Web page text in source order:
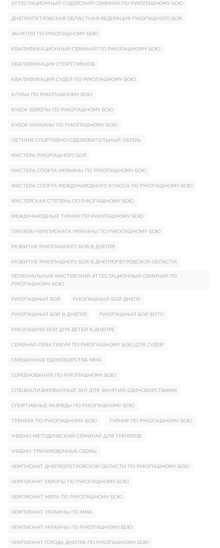
АТТЕСТАЦИОННЫЙ СУДЕЙСКИЙ СЕМИНАР ПО РУКОПАШНОМУ БОЮ
ДНЕПРОПЕТРОВСКАЯ ОБЛАСТНАЯ ФЕДЕРАЦИЯ РУКОПАШНОГО БОЯ
ЗАНЯТИЯ ПО РУКОПАШНОМУ БОЮ
КВАЛИФИКАЦИОННЫЙ СЕМИНАР ПО РУКОПАШНОМУ БОЮ
КВАЛИФИКАЦИЯ СПОРТСМЕНОВ
КВАЛИФИКАЦИЯ СУДЕЙ ПО РУКОПАШНОМУ БОЮ
КЛУБЫ ПО РУКОПАШНОМУ БОЮ
КУБОК ЕВРОПЫ ПО РУКОПАШНОМУ БОЮ
КУБОК УКРАИНЫ ПО РУКОПАШНОМУ БОЮ
ЛЕТНИЙ СПОРТИВНО-ОЗДОРОВИТЕЛЬНЫЙ ЛАГЕРЬ
МАСТЕРА РУКОПАШНОГО БОЯ
МАСТЕРА СПОРТА УКРАИНЫ ПО РУКОПАШНОМУ БОЮ
МАСТЕРА СПОРТА МЕЖДУНАРОДНОГО КЛАССА ПО РУКОПАШНОМУ БОЮ
МАСТЕРСКАЯ СТЕПЕНЬ ПО РУКОПАШНОМУ БОЮ
МЕЖДУНАРОДНЫЙ ТУРНИР ПО РУКОПАШНОМУ БОЮ
ПРИЗЕРЫ ЧЕМПИОНАТА УКРАИНЫ ПО РУКОПАШНОМУ БОЮ
РАЗВИТИЕ РУКОПАШНОГО БОЯ В ДНЕПРЕ
РАЗВИТИЕ РУКОПАШНОГО БОЯ В ДНЕПРОПЕТРОВСКОЙ ОБЛАСТИ
РЕГИОНАЛЬНЫЙ МАСТЕРСКИЙ АТТЕСТАЦИОННЫЙ СЕМИНАР ПО
РУКОПАШНОМУ БОЮ
РУКОПАШНЫЙ БОЙ РУКОПАШНЫЙ БОЙ ДНЕПР
РУКОПАШНЫЙ БОЙ В ДНЕПРЕ РУКОПАШНЫЙ БОЙ ФОТО
РУКОПАШНІЙ БОЙ ДЛЯ ДЕТЕЙ В ДНЕПРЕ
СЕМИНАР-ПРАКТИКУМ ПО РУКОПАШНОМУ БОЮ ДЛЯ СУДЕЙ
СМЕШАННЫЕ ЕДИНОБОРСТВА ММА
СОРЕВНОВАНИЯ ПО РУКОПАШНОМУ БОЮ
СПЕЦИАЛИЗИРОВАННЫЙ ЗАЛ ДЛЯ ЗАНЯТИЙ ЕДИНОБОРСТВАМИ
СПОРТИВНЫЕ РАЗРЯДЫ ПО РУКОПАШНОМУ БОЮ
ТРЕНЕРА ПО РУКОПАШНОМУ БОЮ ТУРНИР ПО РУКОПАШНОМУ БОЮ
УЧЕБНО-МЕТОДИЧЕСКИЙ СЕМИНАР ДЛЯ ТРЕНЕРОВ
УЧЕБНО-ТРЕНИРОВОЧНЫЕ СБОРЫ
ЧЕМПИОНАТ ДНЕПРОПЕТРОВСКОЙ ОБЛАСТИ ПО РУКОПАШНОМУ БОЮ
ЧЕМПИОНАТ ЕВРОПЫ ПО РУКОПАШНОМУ БОЮ
ЧЕМПИОНАТ МИРА ПО РУКОПАШНОМУ БОЮ
ЧЕМПИОНАТ УКРАИНЫ ПО ММА
ЧЕМПИОНАТ УКРАИНЫ ПО РУКОПАШНОМУ БОЮ
ЧЕМПИОНАТ ГОРОДА ДНЕПРА ПО РУКОПАШНОМУ БОЮ